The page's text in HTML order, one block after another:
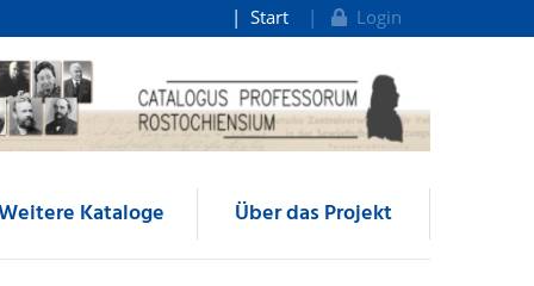
Start Login
Kataloge Über das Projekt